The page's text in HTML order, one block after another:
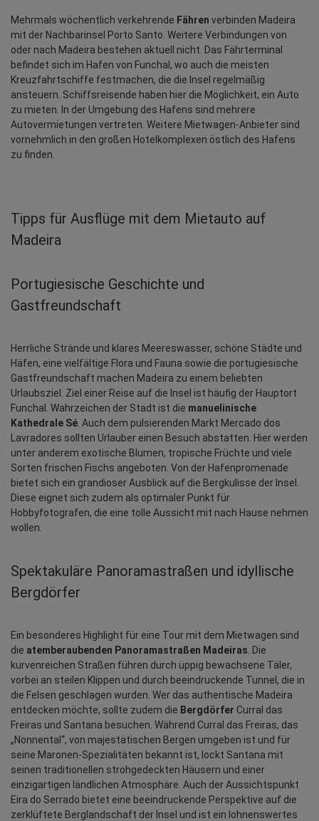
Mehrmals wöchentlich verkehrende Fähren verbinden Madeira
mit der Nachbarinsel Porto Santo. Weitere Verbindungen von
oder nach Madeira bestehen aktuell nicht. Das Fährterminal
befindet sich im Hafen von Funchal, wo auch die meisten
Kreuzfahrtschiffe festmachen, die die Insel regelmäßig
ansteuern. Schiffsreisende haben hier die Möglichkeit, ein Auto
zu mieten. In der Umgebung des Hafens sind mehrere
Autovermietungen vertreten. Weitere Mietwagen-Anbieter sind
vornehmlich in den großen Hotelkomplexen östlich des Hafens
zu finden.
Tipps für Ausflüge mit dem Mietauto auf
Madeira
Portugiesische Geschichte und
Gastfreundschaft
Herrliche Strände und klares Meereswasser, schöne Städte und
Häfen, eine vielfältige Flora und Fauna sowie die portugiesische
Gastfreundschaft machen Madeira zu einem beliebten
Urlaubsziel. Ziel einer Reise auf die Insel ist häufig der Hauptort
Funchal. Wahrzeichen der Stadt ist die manuelinische
Kathedrale Sé . Auch dem pulsierenden Markt Mercado dos
Lavradores sollten Urlauber einen Besuch abstatten. Hier werden
unter anderem exotische Blumen, tropische Früchte und viele
Sorten frischen Fischs angeboten. Von der Hafenpromenade
bietet sich ein grandioser Ausblick auf die Bergkulisse der Insel.
Diese eignet sich zudem als optimaler Punkt für
Hobbyfotografen, die eine tolle Aussicht mit nach Hause nehmen
wollen.
Spektakuläre Panoramastraßen und idyllische
Bergdörfer
Ein besonderes Highlight für eine Tour mit dem Mietwagen sind
die atemberaubenden Panoramastraßen Madeiras . Die
kurvenreichen Straßen führen durch üppig bewachsene Täler,
vorbei an steilen Klippen und durch beeindruckende Tunnel, die in
die Felsen geschlagen wurden. Wer das authentische Madeira
entdecken möchte, sollte zudem die Bergdörfer Curral das
Freiras und Santana besuchen. Während Curral das Freiras, das
„Nonnental“, von majestätischen Bergen umgeben ist und für
seine Maronen-Spezialitäten bekannt ist, lockt Santana mit
seinen traditionellen strohgedeckten Häusern und einer
einzigartigen ländlichen Atmosphäre. Auch der Aussichtspunkt
Eira do Serrado bietet eine beeindruckende Perspektive auf die
zerklüftete Berglandschaft der Insel und ist ein lohnenswertes